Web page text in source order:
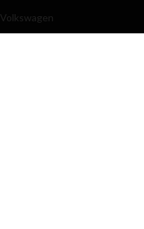
Volkswagen